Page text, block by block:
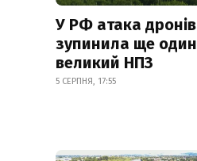
У РФ атака дронів
зупинила ще один
великий НПЗ
5 СЕРПНЯ, 17:55